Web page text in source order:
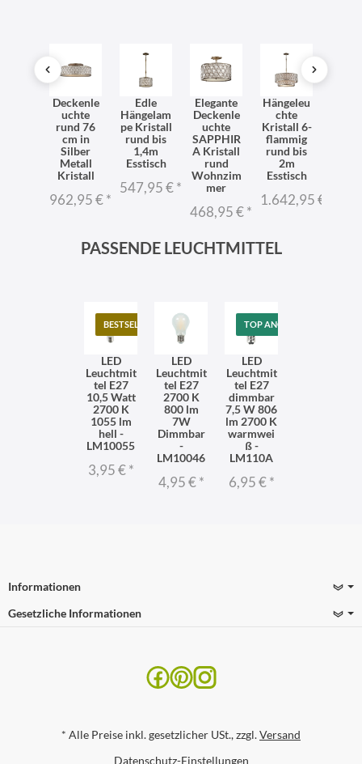
Deckenle
uchte
rund 76
cm in
Silber
Metall
Kristall
962,95 €*
Edle
Hängelam
pe Kristall
rund bis
1,4m
Esstisch
547,95 €*
Elegante
Deckenle
uchte
SAPPHIR
A Kristall
rund
Wohnzim
mer
468,95 €*
Hängeleu
chte
Kristall 6-
flammig
rund bis
2m
Esstisch
1.642,95 €
PASSENDE LEUCHTMITTEL
BESTSELLER
LED
Leuchtmit
tel E27
10,5 Watt
2700 K
1055 lm
hell -
LM10055
3,95 €*
LED
Leuchtmit
tel E27
2700 K
800 lm
7W
Dimmbar
-
LM10046
4,95 €*
TOP ANGEBOT
LED
Leuchtmit
tel E27
dimmbar
7,5 W 806
lm 2700 K
warmwei
ß -
LM110A
6,95 €*
Informationen
Gesetzliche Informationen
* Alle Preise inkl. gesetzlicher USt., zzgl.Versand
Datenschutz-Einstellungen